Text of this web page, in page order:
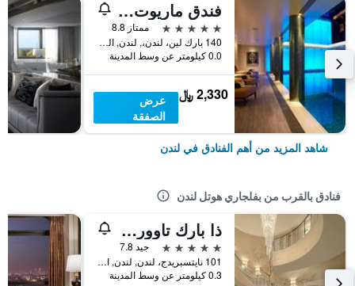
فندق ماريوت لندن بارك لاين
5 نجوم
ممتاز 8.8
140 بارك لين، لندن،, لندن, المملكة المتحدة
0.0 كيلومتر عن وسط المدينة
2,330 ﷼
عرض
الصفقة
شاهد المزيد من أهم الفنادق في لندن
فنادق بالقرب من بفلجاري هوتل لندن
ذا بارك تاوور نايتسبريدج، فندق لوكشري كوليكشن، لندن
5 نجوم
جيد 7.8
101 نايتسبريدج، لندن, لندن, المملكة المتحدة
0.3 كيلومتر عن وسط المدينة